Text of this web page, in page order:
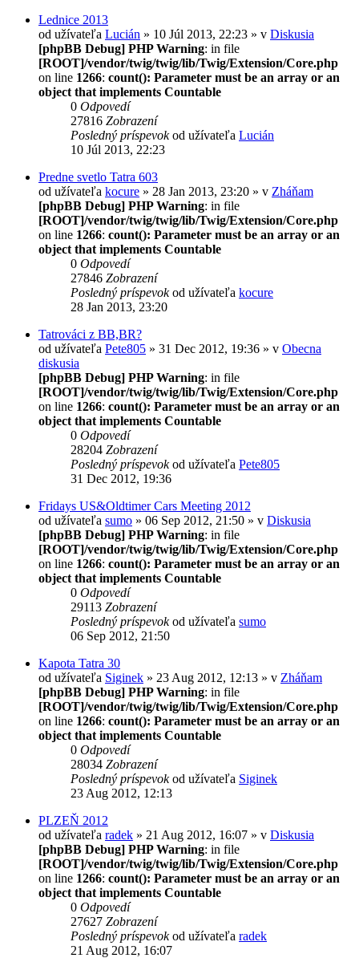
Lednice 2013
od užívateľa Lucián » 10 Júl 2013, 22:23 » v Diskusia
[phpBB Debug] PHP Warning: in file
[ROOT]/vendor/twig/twig/lib/Twig/Extension/Core.php
on line 1266: count(): Parameter must be an array or an
object that implements Countable
0 Odpovedí
27816 Zobrazení
Posledný príspevokod užívateľa Lucián
10 Júl 2013, 22:23
Predne svetlo Tatra 603
od užívateľa kocure » 28 Jan 2013, 23:20 » v Zháňam
[phpBB Debug] PHP Warning: in file
[ROOT]/vendor/twig/twig/lib/Twig/Extension/Core.php
on line 1266: count(): Parameter must be an array or an
object that implements Countable
0 Odpovedí
27846 Zobrazení
Posledný príspevokod užívateľa kocure
28 Jan 2013, 23:20
Tatrováci z BB,BR?
od užívateľa Pete805 » 31 Dec 2012, 19:36 » v Obecna
diskusia
[phpBB Debug] PHP Warning: in file
[ROOT]/vendor/twig/twig/lib/Twig/Extension/Core.php
on line 1266: count(): Parameter must be an array or an
object that implements Countable
0 Odpovedí
28204 Zobrazení
Posledný príspevokod užívateľa Pete805
31 Dec 2012, 19:36
Fridays US&Oldtimer Cars Meeting 2012
od užívateľa sumo » 06 Sep 2012, 21:50 » v Diskusia
[phpBB Debug] PHP Warning: in file
[ROOT]/vendor/twig/twig/lib/Twig/Extension/Core.php
on line 1266: count(): Parameter must be an array or an
object that implements Countable
0 Odpovedí
29113 Zobrazení
Posledný príspevokod užívateľa sumo
06 Sep 2012, 21:50
Kapota Tatra 30
od užívateľa Siginek » 23 Aug 2012, 12:13 » v Zháňam
[phpBB Debug] PHP Warning: in file
[ROOT]/vendor/twig/twig/lib/Twig/Extension/Core.php
on line 1266: count(): Parameter must be an array or an
object that implements Countable
0 Odpovedí
28034 Zobrazení
Posledný príspevokod užívateľa Siginek
23 Aug 2012, 12:13
PLZEŇ 2012
od užívateľa radek » 21 Aug 2012, 16:07 » v Diskusia
[phpBB Debug] PHP Warning: in file
[ROOT]/vendor/twig/twig/lib/Twig/Extension/Core.php
on line 1266: count(): Parameter must be an array or an
object that implements Countable
0 Odpovedí
27627 Zobrazení
Posledný príspevokod užívateľa radek
21 Aug 2012, 16:07